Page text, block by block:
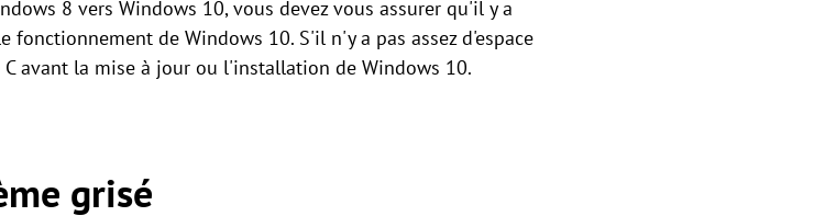
8 vers Windows 10, vous devez vous assurer qu'il y a
de Windows 10. S'il n'y a pas assez d'espace
avant la mise à jour ou l'installation de Windows 10.
grisé